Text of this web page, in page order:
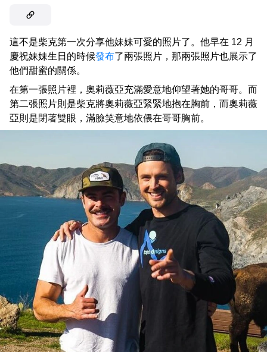
這不是柴克第一次分享他妹妹可愛的照片了。他早在 12 月
慶祝妹妹生日的時候發布了兩張照片，那兩張照片也展示了
他們甜蜜的關係。
在第一張照片裡，奧莉薇亞充滿愛意地仰望著她的哥哥。而
第二張照片則是柴克將奧莉薇亞緊緊地抱在胸前，而奧莉薇
亞則是閉著雙眼，滿臉笑意地依偎在哥哥胸前。